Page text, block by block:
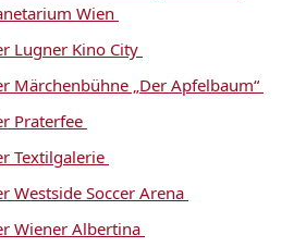
Wien
Lugner Kino City
Märchenbühne „Der Apfelbaum“
Praterfee
Textilgalerie
Westside Soccer Arena
Wiener Albertina